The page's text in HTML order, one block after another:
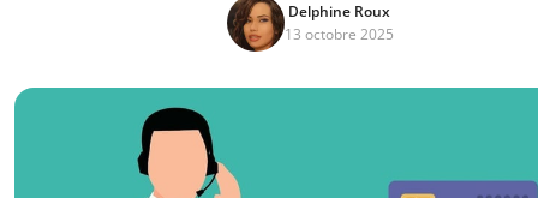
Delphine Roux
13 octobre 2025